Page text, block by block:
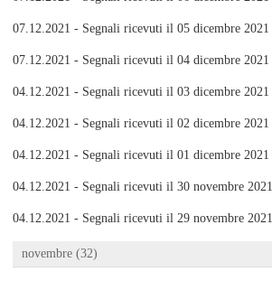
07.12.2021 - Segnali ricevuti il 05 dicembre 2021
07.12.2021 - Segnali ricevuti il 04 dicembre 2021
04.12.2021 - Segnali ricevuti il 03 dicembre 2021
04.12.2021 - Segnali ricevuti il 02 dicembre 2021
04.12.2021 - Segnali ricevuti il 01 dicembre 2021
04.12.2021 - Segnali ricevuti il 30 novembre 2021
04.12.2021 - Segnali ricevuti il 29 novembre 2021
novembre (32)